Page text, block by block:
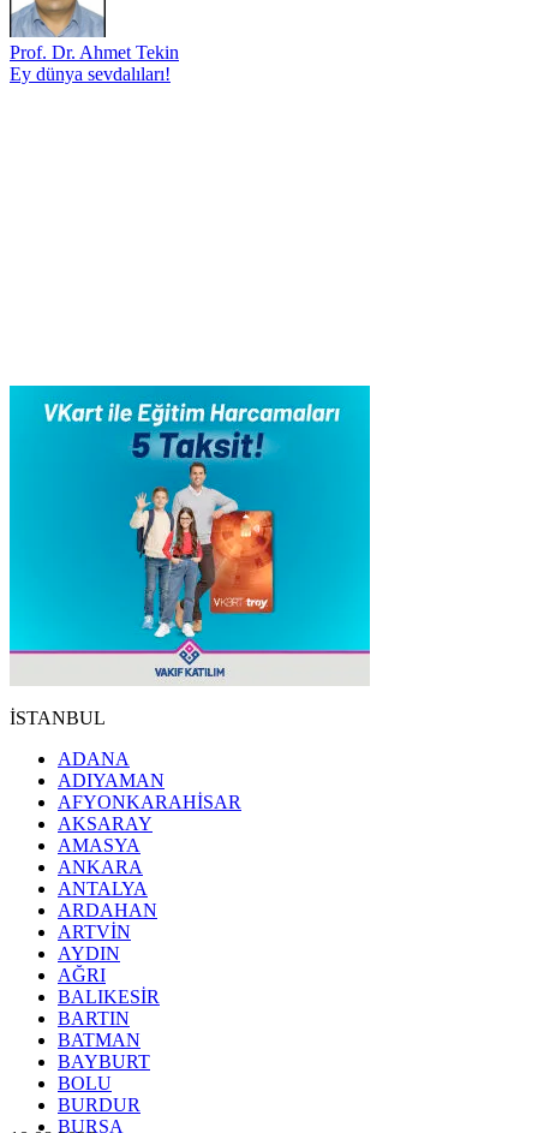
Prof. Dr. Ahmet Tekin
Ey dünya sevdalıları!
İSTANBUL
ADANA
ADIYAMAN
AFYONKARAHİSAR
AKSARAY
AMASYA
ANKARA
ANTALYA
ARDAHAN
ARTVİN
AYDIN
AĞRI
BALIKESİR
BARTIN
BATMAN
BAYBURT
BOLU
BURDUR
BURSA